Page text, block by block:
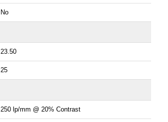
No
23.50
25
250 lp/mm @ 20% Contrast